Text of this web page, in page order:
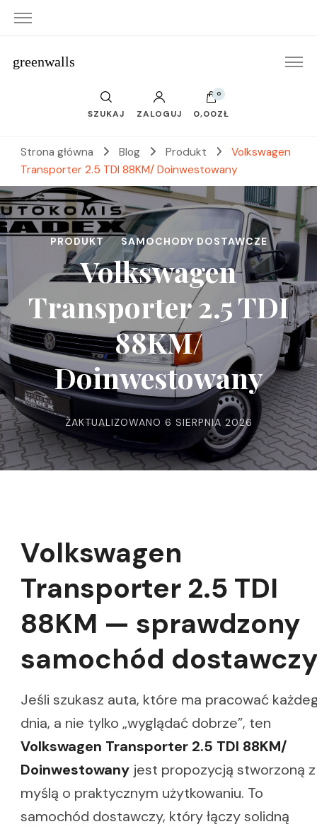
greenwalls
SZUKAJ ZALOGUJ
0
0,00ZŁ
Strona główna Blog Produkt
Volkswagen
Transporter 2.5 TDI 88KM/ Doinwestowany
PRODUKT SAMOCHODY DOSTAWCZE
Volkswagen
Transporter 2.5 TDI
88KM/
Doinwestowany
ZAKTUALIZOWANO 6 SIERPNIA 2026
Volkswagen
Transporter 2.5 TDI
88KM — sprawdzony
samochód
Jeśli szukasz auta, które ma pracować
dnia, a nie tylko „wyglądać dobrze”, ten
Volkswagen Transporter 2.5 TDI 88KM/
Doinwestowany jest propozycją stworzoną z
myślą o praktycznym użytkowaniu. To
samochód dostawczy, który łączy solidną